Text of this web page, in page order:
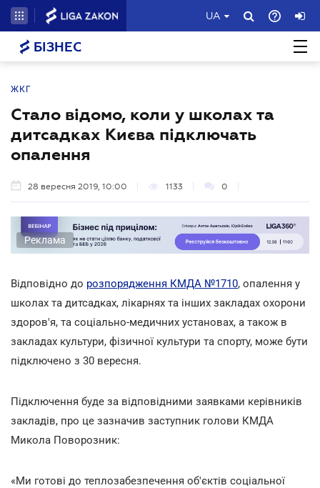
UA
БІЗНЕС
ЖКГ
Стало відомо, коли у школах та
дитсадках Києва підключать
опалення
28 вересня 2019, 10:00 1133 0
Реклама
Відповідно до розпорядження КМДА №1710, опалення у
школах та дитсадках, лікарнях та інших закладах охорони
здоров'я, та соціально-медичних установах, а також в
закладах культури, фізичної культури та спорту, може бути
підключено з 30 вересня.
Підключення буде за відповідними заявками керівників
закладів, про це зазначив заступник голови КМДА
Микола Поворозник:
«Ми готові до теплозабезпечення об'єктів соціальної